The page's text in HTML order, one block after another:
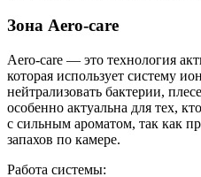
Зона Aero-care
Aero-care — это технология
которая использует систему
нейтрализовать бактерии,
особенно актуальна для тех,
с сильным ароматом, так как
запахов по камере.
Работа системы: